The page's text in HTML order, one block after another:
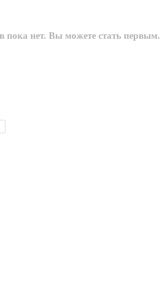
пока нет. Вы можете стать первым.